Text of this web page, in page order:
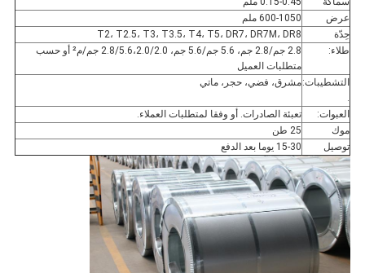
عرض
600-1050 ملم
حِدّة
T2، T2.5، T3، T3.5، T4، T5، DR7، DR7M، DR8
طلاء:
2.8 جم/2.8 جم، 5.6 جم/5.6 جم، 2.8/5.6،2.0/2.0 جم/م² أو حسب
متطلبات العميل
التشطيبات:
.
مشرق، فضي، حجر، ماتي
العبوات:
تعبئة الصادرات. أو وفقا لمتطلبات العملاء.
موك
25 طن
توصيل
15-30 يوما بعد الدفع